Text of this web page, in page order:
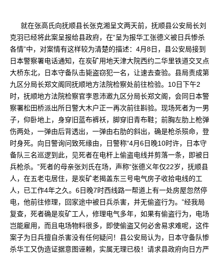
就在张高氏向抚顺县长张克湘呈文两天前，抚顺县公安局长刘
克羽已经将此案呈报给县政府，在“呈为报华工张德义被日兵惨杀
各情”中，对案情有这样较为清楚的描述：4月8日，县公安局接到
日本警察署电话通知，在炭矿用地天津大院西约二华里铁道交叉点
大桥东北，日本守备队击毙盗窃犯一名，让速去查验。县局责成第
九区分局长郑文阁同抚顺地方法院检察处前往检验。10日下午2
时，抚顺地方法院检察官李恩沛邀九区分局长郑文阁，会同日本警
察署松田桥派出所日警大木户正一再次前往斟验。现场死者为一男
子，仰卧地上，身穿旧蓝布裤袄，脚穿旧青布鞋；前胸左肋上枪弹
伤两处，一弹由后背透出，一弹由右肋的斜出，确是枪杀殒命，登
时身死。向日警询问致死缘由，日警称“4月6日晚10时许，日本守
备队三名巡逻到此，见死者在电杆上偷盗电线并剪落一条，即被日
兵枪杀。”死者的母亲张刘氏在场，声称“张德义年仅22岁，抚顺县
人，在五老屯居住，是炭矿老揭盖东三号电气房子收拾电线的工
人，已工作4年之久。6日晚7时西线路一帮道上有一处房屋忽然停
电，他前往修理，回家途中被日兵杀害，并无偷盗行为。”经我局
复查，死者确是炭矿工人，修理电气多年，如果有偷盗行为，电场
岂能雇用，而且电场物料很多，即使偷盗又何必舍易求难呢，这件
案子为日兵擅自杀害没有任何疑问！县公安局认为，日本守备队惨
杀华工又伪造证据意图诬赖，实属无理已极！请求县政府向日方严